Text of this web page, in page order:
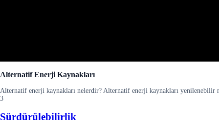
Alternatif Enerji Kaynakları
Alternatif enerji kaynakları nelerdir? Alternatif enerji kaynakları yenilenebilir
3
Sürdürülebilirlik